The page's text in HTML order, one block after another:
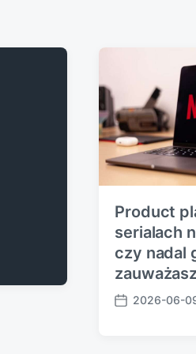
Product
serialach
czy nadal
P
2026-06-